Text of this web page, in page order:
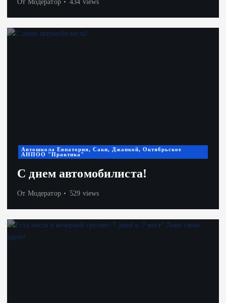
От Модератор 434 views
Автошкола Евпатория, Саки, Джанкой, Октябрьское
АНПОО "Практика"
С днем автомобилиста!
От Модератор 529 views